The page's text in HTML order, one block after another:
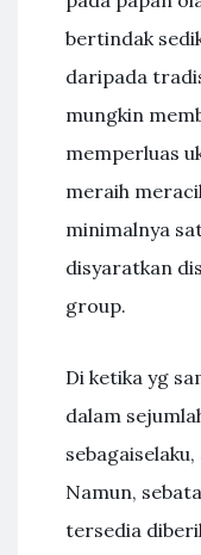
bertindak
daripada
mungkin
memperluas
meraih
minimalnya
disyaratkan
group.
Di ketika yg
dalam
Namun,
tersedia